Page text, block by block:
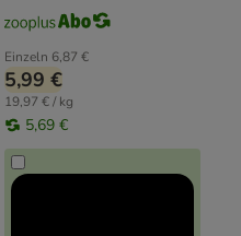
Einzeln 6,87 €
5,99 €
19,97 € / kg
5,69 €